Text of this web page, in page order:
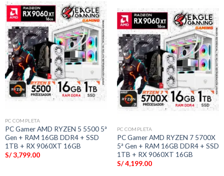
PC COMPLETA
PC Gamer AMD RYZEN 5 5500 5ª
Gen + RAM 16GB DDR4 + SSD
1TB + RX 9060XT 16GB
S/3,799.00
PC COMPLETA
PC Gamer AMD RYZEN 7 5700X
5ª Gen + RAM 16GB DDR4 + SSD
1TB + RX 9060XT 16GB
S/4,199.00